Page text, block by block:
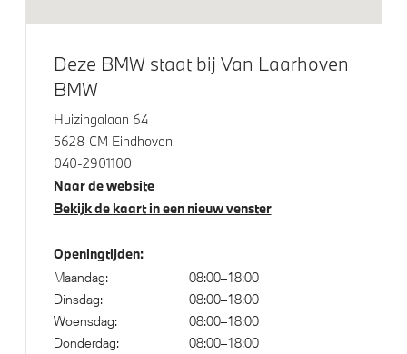
Veiligheid
Actieve Voetgangersbescherming
Isofix bevestiging passagierstoel voor
Deze BMW staat bij Van Laarhoven
BMW
Huizingalaan 64
5628 CM Eindhoven
040-2901100
Naar de website
Bekijk de kaart in een nieuw venster
Openingtijden:
Maandag:
08:00–18:00
Dinsdag:
08:00–18:00
Woensdag:
08:00–18:00
Donderdag:
08:00–18:00